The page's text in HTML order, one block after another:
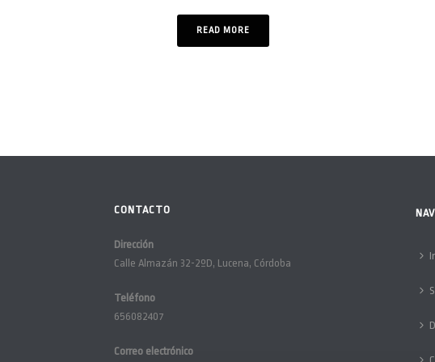
READ MORE
CONTACTO
Dirección
Calle Almazán 32-2ºD, Lucena, Córdoba
Teléfono
656082407
Correo electrónico